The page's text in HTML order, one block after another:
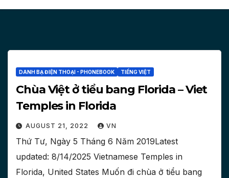
DANH BẠ ĐIỆN THOẠI - PHONEBOOK TIẾNG VIỆT
Chùa Việt ở tiểu bang Florida – Viet
Temples in Florida
AUGUST 21, 2022 VN
Thứ Tư, Ngày 5 Tháng 6 Năm 2019Latest
updated: 8/14/2025 Vietnamese Temples in
Florida, United States Muốn đi chùa ở tiểu bang